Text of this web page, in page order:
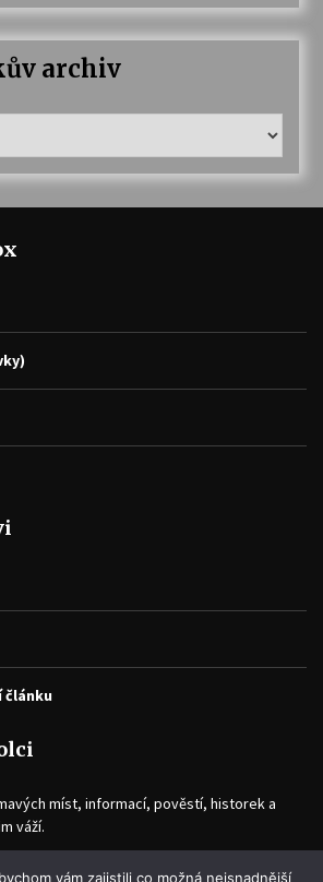
archiv
článku
míst, informací, pověstí, historek a
váží.
vám zajistili co možná nejsnadnější